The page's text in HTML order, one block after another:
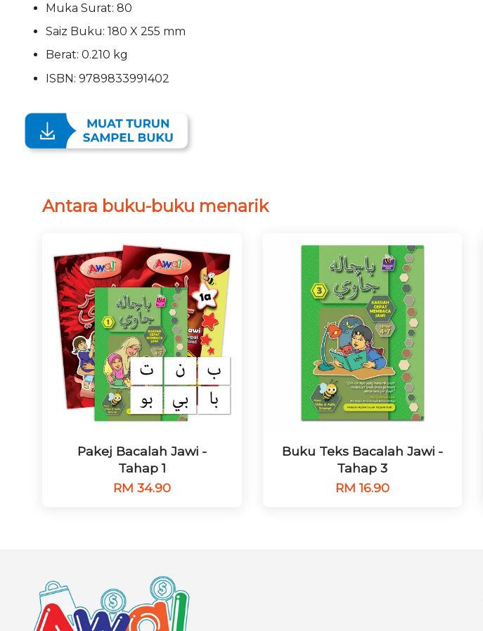
Muka Surat: 80
Saiz Buku: 180 X 255 mm
Berat: 0.210 kg
ISBN: 9789833991402
Antara buku-buku menarik
Pakej Bacalah Jawi -
Tahap 1
RM 34.90
Buku Teks Bacalah Jawi -
Tahap 3
RM 16.90